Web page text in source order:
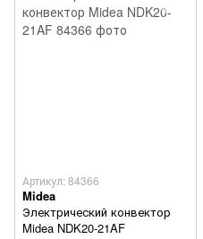
Артикул: 84366
Midea
Электрический конвектор
Midea NDK20-21AF